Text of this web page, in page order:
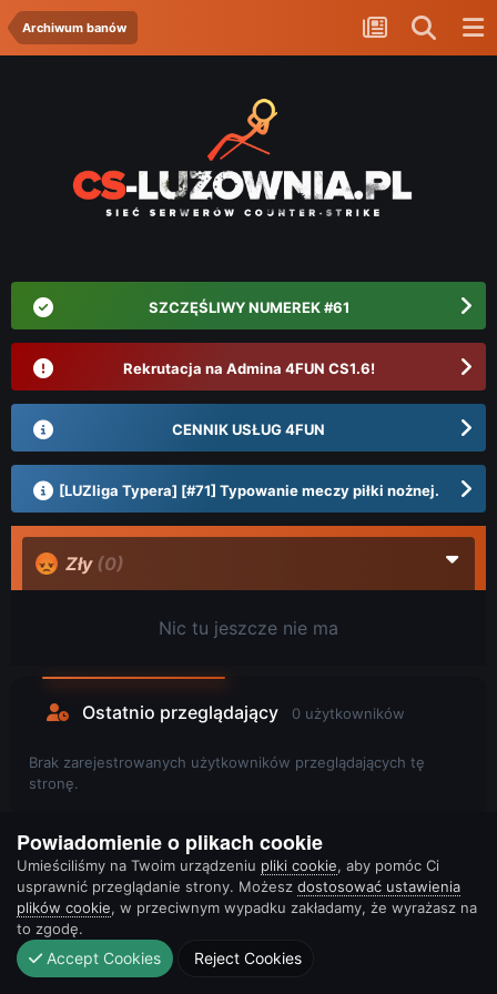
Archiwum banów
SZCZĘŚLIWY NUMEREK #61
Rekrutacja na Admina 4FUN CS1.6!
CENNIK USŁUG 4FUN
[LUZliga Typera] [#71] Typowanie meczy piłki nożnej.
Zły (0)
Nic tu jeszcze nie ma
Ostatnio przeglądający 0 użytkowników
Brak zarejestrowanych użytkowników przeglądających tę
stronę.
Powiadomienie o plikach cookie
Umieściliśmy na Twoim urządzeniu pliki cookie, aby pomóc Ci
usprawnić przeglądanie strony. Możesz dostosować ustawienia
plików cookie, w przeciwnym wypadku zakładamy, że wyrażasz na
to zgodę.
Accept Cookies Reject Cookies